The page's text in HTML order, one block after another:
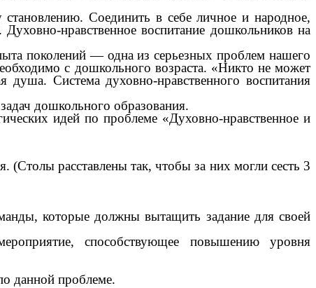
Соединить в себе личное и народное,
нравственное воспитание дошкольников на
поколений — одна из серьезных проблем нашего
с дошкольного возраста. «Никто не может
Система духовно-нравственного воспитания
дошкольного образования.
идей по проблеме «Духовно-нравственное и
расставлены так, чтобы за них могли сесть 3
которые должны вытащить задание для своей
способствующее повышению уровня
данной проблеме.